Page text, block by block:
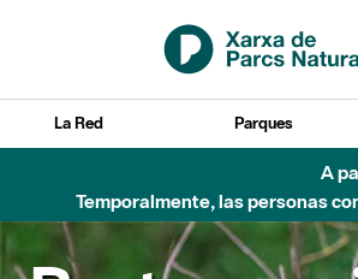
Saltar al contenido principal
La Red Parques
A
Temporalmente, las personas